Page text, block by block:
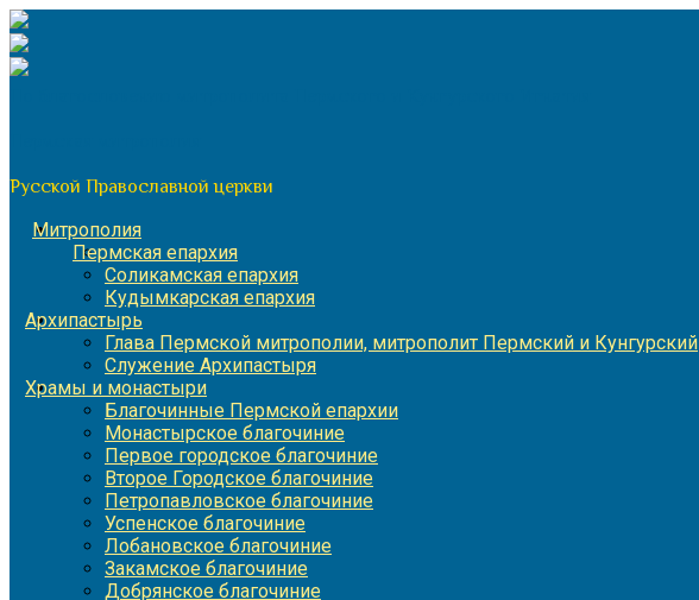
Перейти
к
содержимому
Русской Православной церкви
Митрополия
Пермская епархия
Соликамская епархия
Кудымкарская епархия
Архипастырь
Глава Пермской митрополии, митрополит Пермский и Кунгурский
Служение Архипастыря
Храмы и монастыри
Благочинные Пермской епархии
Монастырское благочиние
Первое городское благочиние
Второе Городское благочиние
Петропавловское благочиние
Успенское благочиние
Лобановское благочиние
Закамское благочиние
Добрянское благочиние